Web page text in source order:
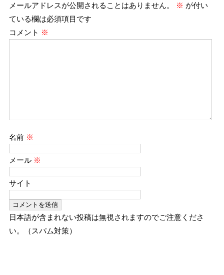
メールアドレスが公開されることはありません。 ※ が付い
ている欄は必須項目です
コメント ※
名前 ※
メール ※
サイト
日本語が含まれない投稿は無視されますのでご注意くださ
い。（スパム対策）